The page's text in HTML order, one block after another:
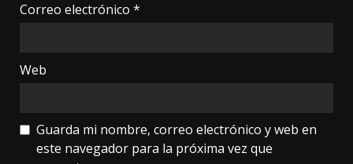
Correo electrónico *
Web
Guarda mi nombre, correo electrónico y web en
este navegador para la próxima vez que